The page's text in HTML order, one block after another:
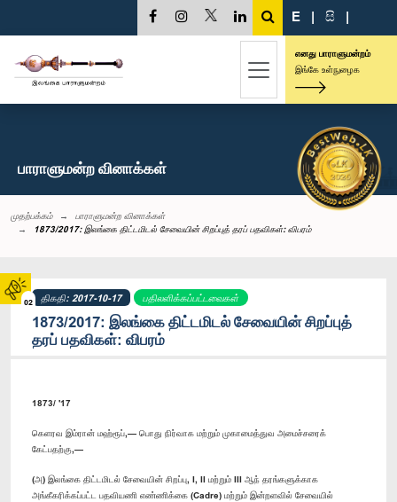
02
E | සි |
எனது பாராளுமன்றம்
இங்கே உள்நுழைக
பாராளுமன்ற வினாக்கள்
முதற்பக்கம்
பாராளுமன்ற வினாக்கள்
1873/2017: இலங்கை திட்டமிடல் சேவையின் சிறப்புத் தரப் பதவிகள்: விபரம்
திகதி: 2017-10-17 பதிலளிக்கப்பட்டவைகள்
1873/2017: இலங்கை திட்டமிடல் சேவையின் சிறப்புத்
தரப் பதவிகள்: விபரம்
1873/ '17
கெளரவ இம்ரான் மஹ்ரூப்,— பொது நிர்வாக மற்றும் முகாமைத்துவ அமைச்சரைக்
கேட்பதற்கு,—
(அ) இலங்கை திட்டமிடல் சேவையின் சிறப்பு, I, II மற்றும் III ஆந் தரங்களுக்காக
அங்கீகரிக்கப்பட்ட பதவியணி எண்ணிக்கை (Cadre) மற்றும் இன்றளவில் சேவையில்